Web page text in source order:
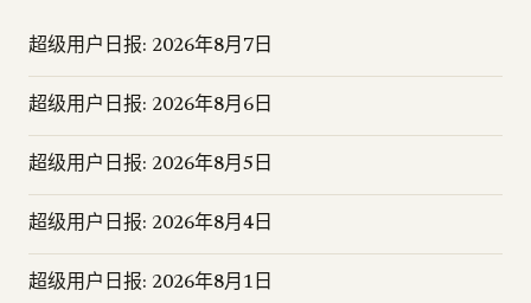
超级用户日报: 2026年8月7日
超级用户日报: 2026年8月6日
超级用户日报: 2026年8月5日
超级用户日报: 2026年8月4日
超级用户日报: 2026年8月1日